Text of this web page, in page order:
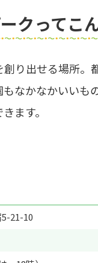
クってこ
り出せる場所
なかなかいい
ます。
21-10